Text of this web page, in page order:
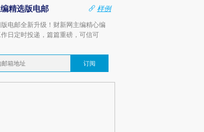
精选版电邮
样例
电邮全新升级！财新网主编精心编
日定时投递，篇篇重磅，可信可
订阅